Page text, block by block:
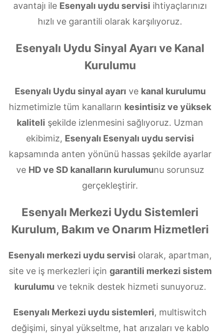
avantajı ile Esenyalı uydu servisi ihtiyaçlarınızı
hızlı ve garantili olarak karşılıyoruz.
Esenyalı Uydu Sinyal Ayarı ve Kanal
Kurulumu
Esenyalı Uydu sinyal ayarı ve kanal kurulumu
hizmetimizle tüm kanalların kesintisiz ve yüksek
kaliteli şekilde izlenmesini sağlıyoruz. Uzman
ekibimiz, Esenyalı Esenyalı uydu servisi
kapsamında anten yönünü hassas şekilde ayarlar
ve HD ve SD kanalların kurulumunu sorunsuz
gerçekleştirir.
Esenyalı Merkezi Uydu Sistemleri
Kurulum, Bakım ve Onarım Hizmetleri
Esenyalı merkezi uydu servisi olarak, apartman,
site ve iş merkezleri için garantili merkezi sistem
kurulumu ve teknik destek hizmeti sunuyoruz.
Esenyalı Merkezi uydu sistemleri, multiswitch
değişimi, sinyal yükseltme, hat arızaları ve kablo